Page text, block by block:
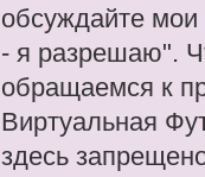
обсуждайте
- я разрешаю".
обращаемся к
Виртуальная
здесь